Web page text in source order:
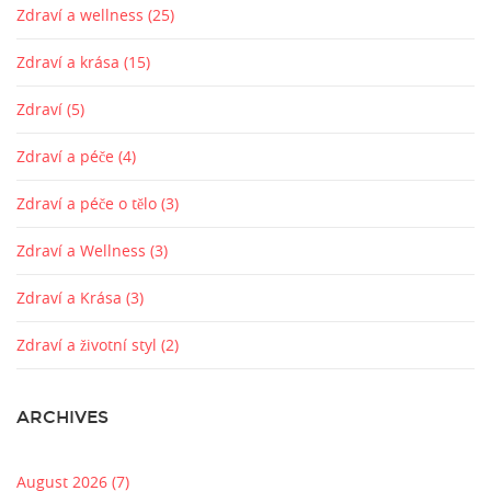
Zdraví a wellness (25)
Zdraví a krása (15)
Zdraví (5)
Zdraví a péče (4)
Zdraví a péče o tělo (3)
Zdraví a Wellness (3)
Zdraví a Krása (3)
Zdraví a životní styl (2)
ARCHIVES
August 2026 (7)